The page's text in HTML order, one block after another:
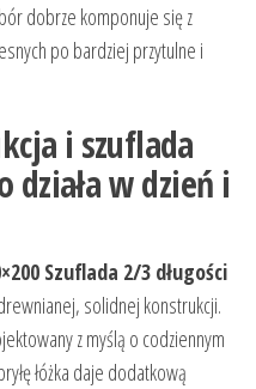
dobrze komponuje się z
po bardziej przytulne i
i szuflada
działa w dzień i
Szuflada 2/3 długości
solidnej konstrukcji.
z myślą o codziennym
łóżka daje dodatkową